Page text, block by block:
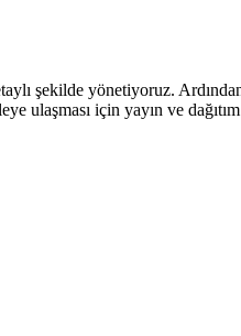
şekilde yönetiyoruz.
ulaşması için yayın ve